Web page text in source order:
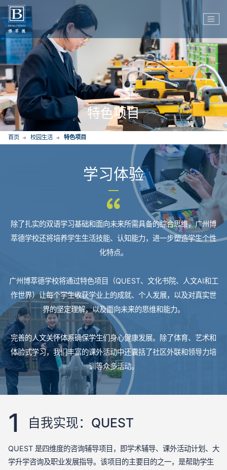
特色项目
首页 校园生活 特色项目
学习体验
除了扎实的双语学习基础和面向未来所需具备的综合思维，广州博
萃德学校还将培养学生生活技能、认知能力，进一步塑造学生个性
化特点。
广州博萃德学校将通过特色项目（QUEST、文化书院、人文AI和工
作世界）让每个学生收获学业上的成就、个人发展，以及对真实世
界的坚定理解，以及面向未来的思维和能力。
完善的人文关怀体系确保学生们身心健康发展。除了体育、艺术和
体验式学习，我们丰富的课外活动中还囊括了社区外联和领导力培
训等众多活动。
1 自我实现：QUEST
QUEST 是四维度的咨询辅导项目，即学术辅导、课外活动计划、大
学升学咨询及职业发展指导。该项目的主要目的之一，是帮助学生